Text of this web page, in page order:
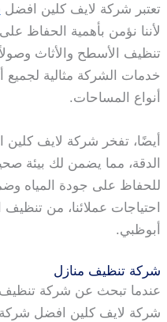
تعتبر شركة لايف كلين افضل
لأننا نؤمن بأهمية الحفاظ
تنظيف الأسطح والأثاث
خدمات الشركة مثالية لجميع
أنواع المساحات.
أيضًا، تفخر شركة لايف
الدقة، مما يضمن لك بيئة
للحفاظ على جودة المياه
احتياجات عملائنا، من
أبوظبي.
شركة تنظيف منازل
عندما تبحث عن شركة تنظيف
شركة لايف كلين افضل شركة